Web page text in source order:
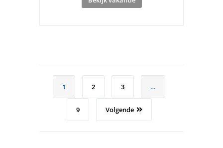
1 2 3 …
9 Volgende